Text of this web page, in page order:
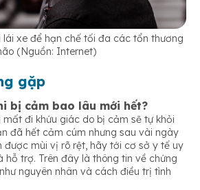
lái xe để hạn chế tối đa các tổn thương
(Nguồn: Internet)
gặp
bị cảm bao lâu mới hết?
đi khứu giác do bị cảm sẽ tự khỏi
đã hết cảm cúm nhưng sau vài ngày
được mùi vị rõ rệt, hãy tới cơ sở y tế uy
hỗ trợ. Trên đây là thông tin về chứng
nguyên nhân và cách điều trị tình